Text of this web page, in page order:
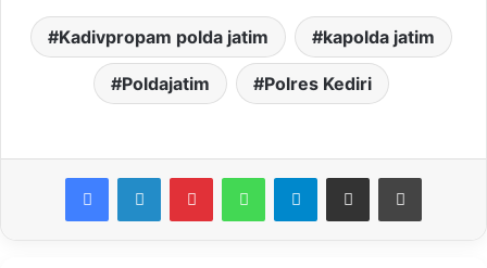
Kadivpropam polda jatim kapolda jatim
Poldajatim Polres Kediri
Telegram